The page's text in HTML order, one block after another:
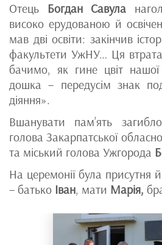
Отець Богдан Савула
високо ерудованою й
мав дві освіти: закінчив
факультети УжНУ… Ця
бачимо, як гине цвіт нашої
дошка – передусім знак
діяння».
Вшанувати пам’ять
голова Закарпатської
та міський голова Ужгорода
На церемонії була присутня
– батько Іван, мати Марія,